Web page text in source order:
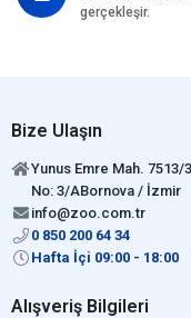
gerçekleşir.
Bize Ulaşın
Yunus Emre Mah. 7513/
No: 3/ABornova / İzmir
info@zoo.com.tr
0 850 200 64 34
Hafta İçi 09:00 - 18:00
Alışveriş Bilgileri